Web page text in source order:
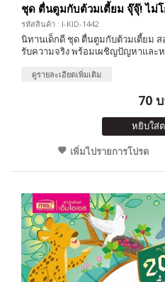
ชุด ตื่นตูมกับต้วมเตี้ยม จุ๊จุ๊! ไม่
รหัสสินค้า : I-KID-1442
นิทานเด็กดี ชุด ตื่นตูมกับต้วมเตี้ยม
รับความจริง พร้อมเผชิญปัญหาและ
ดูรายละเอียดเพิ่มเติม
70
หยิบใส่
เพิ่มไปรายการโปรด